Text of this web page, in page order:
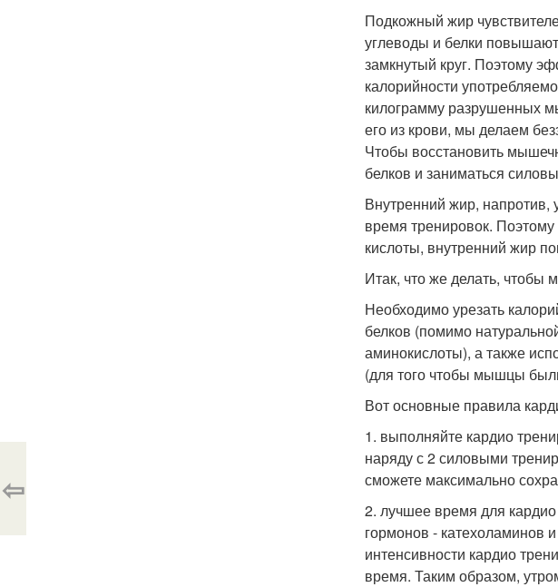
Подкожный жир
углеводы и белки
замкнутый круг. Поэтому
калорийности
килограмму разрушенных
его из крови, мы делаем
Чтобы восстановить
белков и заниматься
Внутренний жир, напротив,
время тренировок.
кислоты, внутренний жир
Итак, что же делать, чтобы
Необходимо урезать
белков (помимо
аминокислоты), а также
(для того чтобы мышцы
Вот основные правила
1. выполняйте кардио
наряду с 2 силовыми
сможете максимально
2. лучшее время для
гормонов - катехоламинов
интенсивности кардио
время. Таким образом,
⇦